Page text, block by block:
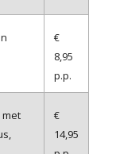
€
8,95
p.p.
€
14,95